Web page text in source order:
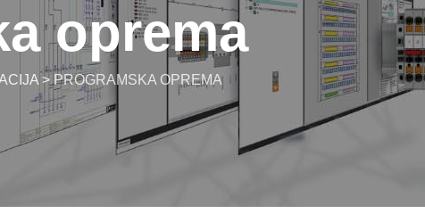
oprema
> PROGRAMSKA OPREMA